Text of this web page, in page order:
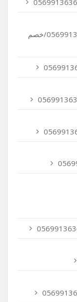
شركة نظافة بالساعة في الشارقة/0569913636/خصم